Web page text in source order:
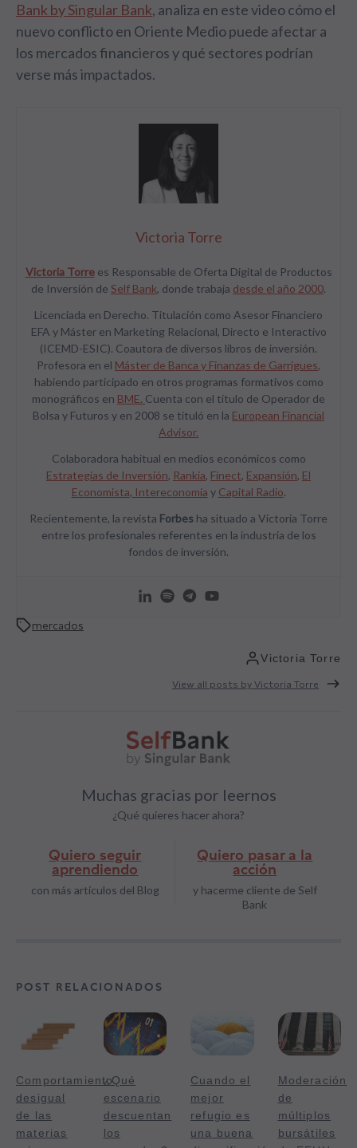
Bank by Singular Bank, analiza en este video cómo el
nuevo conflicto en Oriente Medio puede afectar a
los mercados financieros y qué sectores podrían
verse más impactados.
Victoria Torre
Victoria Torrees Responsable de Oferta Digital de Productos
de Inversión de Self Bank, donde trabaja desde el año 2000.
Licenciada en Derecho. Titulación como Asesor Financiero
EFA y Máster en Marketing Relacional, Directo e Interactivo
(ICEMD-ESIC). Coautora de diversos libros de inversión.
Profesora en el Máster de Banca y Finanzas de Garrigues,
habiendo participado en otros programas formativos como
monográficos en BME. Cuenta con el título de Operador de
Bolsa y Futuros y en 2008 se tituló en la European Financial
Advisor.
Colaboradora habitual en medios económicos como
Estrategias de Inversión, Rankia, Finect, Expansión, El
Economista, Intereconomía y Capital Radio.
Recientemente, la revista Forbes ha situado a Victoria Torre
entre los profesionales referentes en la industria de los
fondos de inversión.
mercados
Victoria Torre
View all posts by Victoria Torre
Muchas gracias por leernos
¿Qué quieres hacer ahora?
Quiero seguir
aprendiendo
con más artículos del Blog
Quiero pasar a la
acción
y hacerme cliente de Self
Bank
POST RELACIONADOS
Comportamiento
desigual
de las
materias
¿Qué
escenario
descuentan
los
Cuando el
mejor
refugio es
una buena
Moderación
de
múltiplos
bursátiles